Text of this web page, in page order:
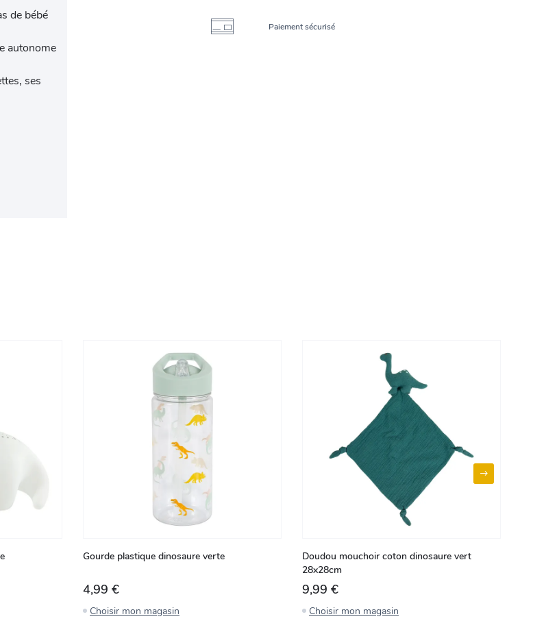
de bébé
autonome
ses
Paiement sécurisé
Gourde plastique dinosaure verte
4,99 €
Choisir mon magasin
Doudou mouchoir coton dinosaure vert
28x28cm
9,99 €
Choisir mon magasin